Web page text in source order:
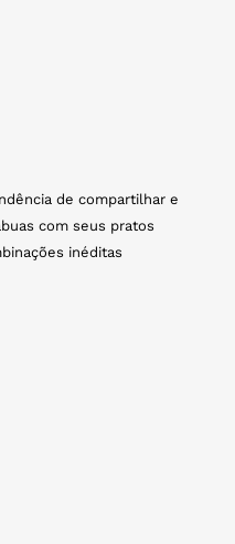
de compartilhar e
com seus pratos
inéditas